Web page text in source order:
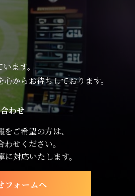
ます。
からお待ちしております。
わせ
ご希望の方は、
せください。
対応いたします。
フォームへ